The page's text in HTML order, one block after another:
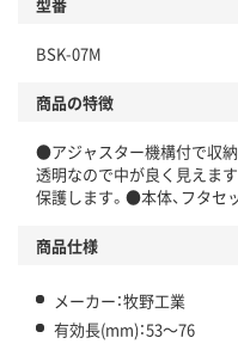
BSK-07M
商品の特徴
●アジャスター機構付で収
透明なので中が良く見えま
保護します。●本体、フタセ
商品仕様
メーカー：牧野工業
有効長(mm)：53～76